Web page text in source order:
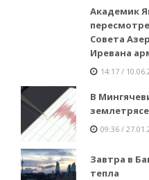
Академик
Совета
Иревана
14:17 /
В
09:36 /
Завтра в
тепла